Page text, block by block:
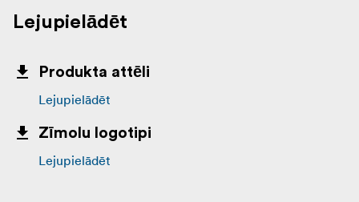
Lejupielādēt
Produkta attēli
Lejupielādēt
Zīmolu logotipi
Lejupielādēt